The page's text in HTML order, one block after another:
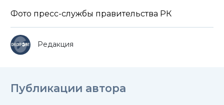
Фото пресс-службы правительства РК
Редакция
Публикации автора